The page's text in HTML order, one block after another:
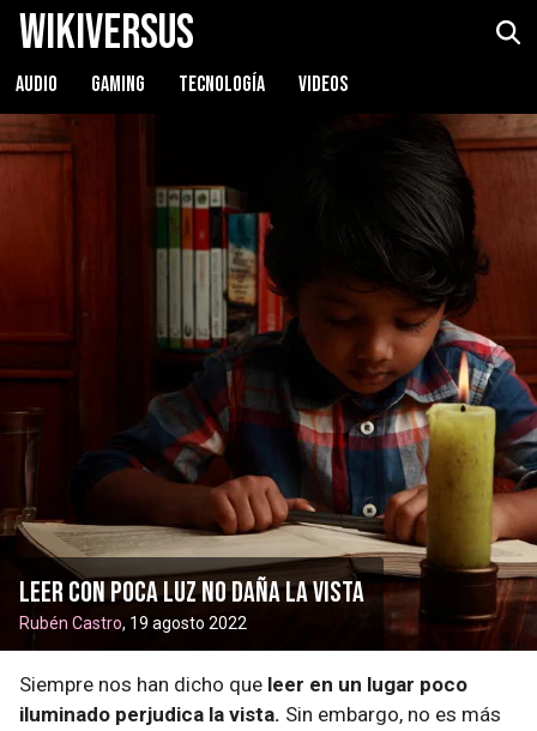
WikiVersus
AUDIO GAMING TECNOLOGÍA VIDEOS
Leer con poca luz no daña la vista
Rubén Castro, 19 agosto 2022
Siempre nos han dicho que leer en un lugar poco
iluminado perjudica la vista. Sin embargo, no es más